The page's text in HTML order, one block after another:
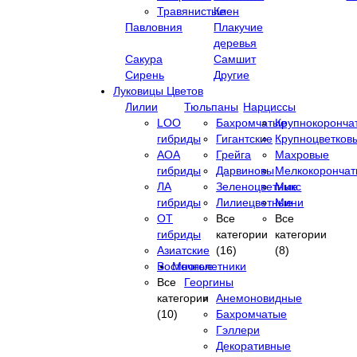
ТравянистыеКлен
Павловния
Плакучие
деревья
Сакура
Самшит
Сирень
Другие
Луковицы Цветов
Лилии
LOO
гибриды
АОА
гибриды
ЛА
гибриды
ОТ
гибриды
Азиатские
Восточные
Все
категории
(10)
Тюльпаны
Бахромчатые
Гигантские
Грейга
Дарвиновы
Зеленоцветные
Лилиецветные
Все
категории
(16)
Нарциссы
Махровые
Микс
Мини
Все
категории
(8)
Многолетники
Георгины
Анемоновидные
Бахромчатые
Гэллери
Декоративные